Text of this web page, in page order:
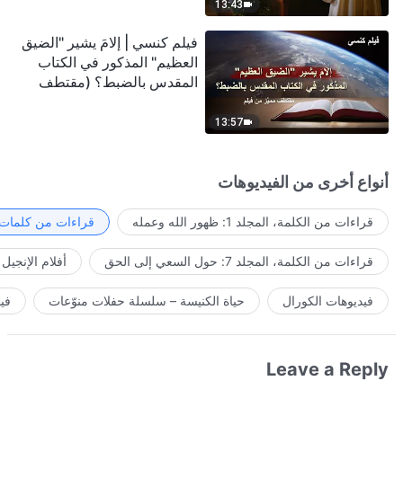
13:43
13:57
فيلم كنسي | إلامَ يشير "الضيق
العظيم" المذكور في الكتاب
المقدس بالضبط؟ (مقتطف
أنواع أخرى من الفيديوهات
قراءات من الكلمة، المجلد 1: ظهور الله وعمله قراءات من كلمات
قراءات من الكلمة، المجلد 7: حول السعي إلى الحق أفلام الإنجيل
فيديوهات الكورال حياة الكنيسة – سلسلة حفلات منوّعات
Leave a Reply